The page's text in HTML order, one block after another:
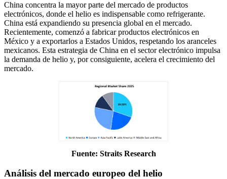
China concentra la mayor parte del mercado de productos
electrónicos, donde el helio es indispensable como refrigerante.
China está expandiendo su presencia global en el mercado.
Recientemente, comenzó a fabricar productos electrónicos en
México y a exportarlos a Estados Unidos, respetando los aranceles
mexicanos. Esta estrategia de China en el sector electrónico impulsa
la demanda de helio y, por consiguiente, acelera el crecimiento del
mercado.
Fuente: Straits Research
Análisis del mercado europeo del helio